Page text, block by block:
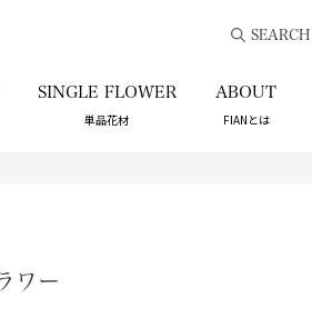
SEARCH
SINGLE FLOWER
単品花材
ABOUT
FIANとは
ワー